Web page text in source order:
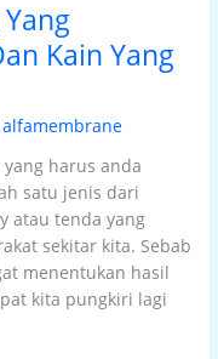
Kain Yang
alfamembrane
harus anda
satu jenis dari
atau tenda yang
sekitar kita. Sebab
menentukan hasil
kita pungkiri lagi